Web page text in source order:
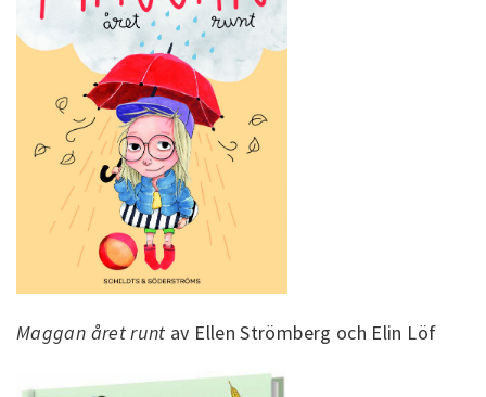
Maggan året runt av Ellen Strömberg och Elin Löf